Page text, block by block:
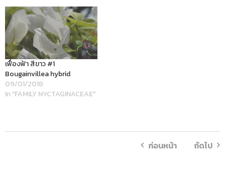
เฟื่องฟ้า สีขาว #1
Bougainvillea hybrid
09/01/2018
In "FAMILY NYCTAGINACEAE"
ก่อนหน้า ถัดไป